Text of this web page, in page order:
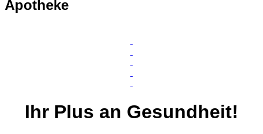
Apotheke
Ihr Plus an Gesundheit!